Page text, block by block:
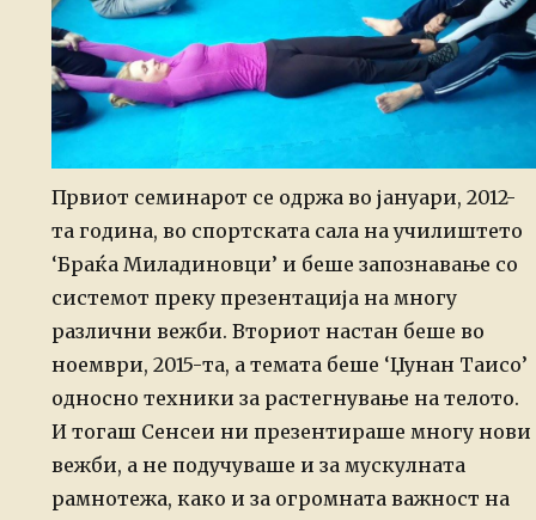
Првиот семинарот се одржа во јануари, 2012-
та година, во спортската сала на училиштето
‘Браќа Миладиновци’ и беше запознавање со
системот преку презентација на многу
различни вежби. Вториот настан беше во
ноември, 2015-та, а темата беше ‘Џунан Таисо’
односно техники за растегнување на телото.
И тогаш Сенсеи ни презентираше многу нови
вежби, а не подучуваше и за мускулната
рамнотежа, како и за огромната важност на